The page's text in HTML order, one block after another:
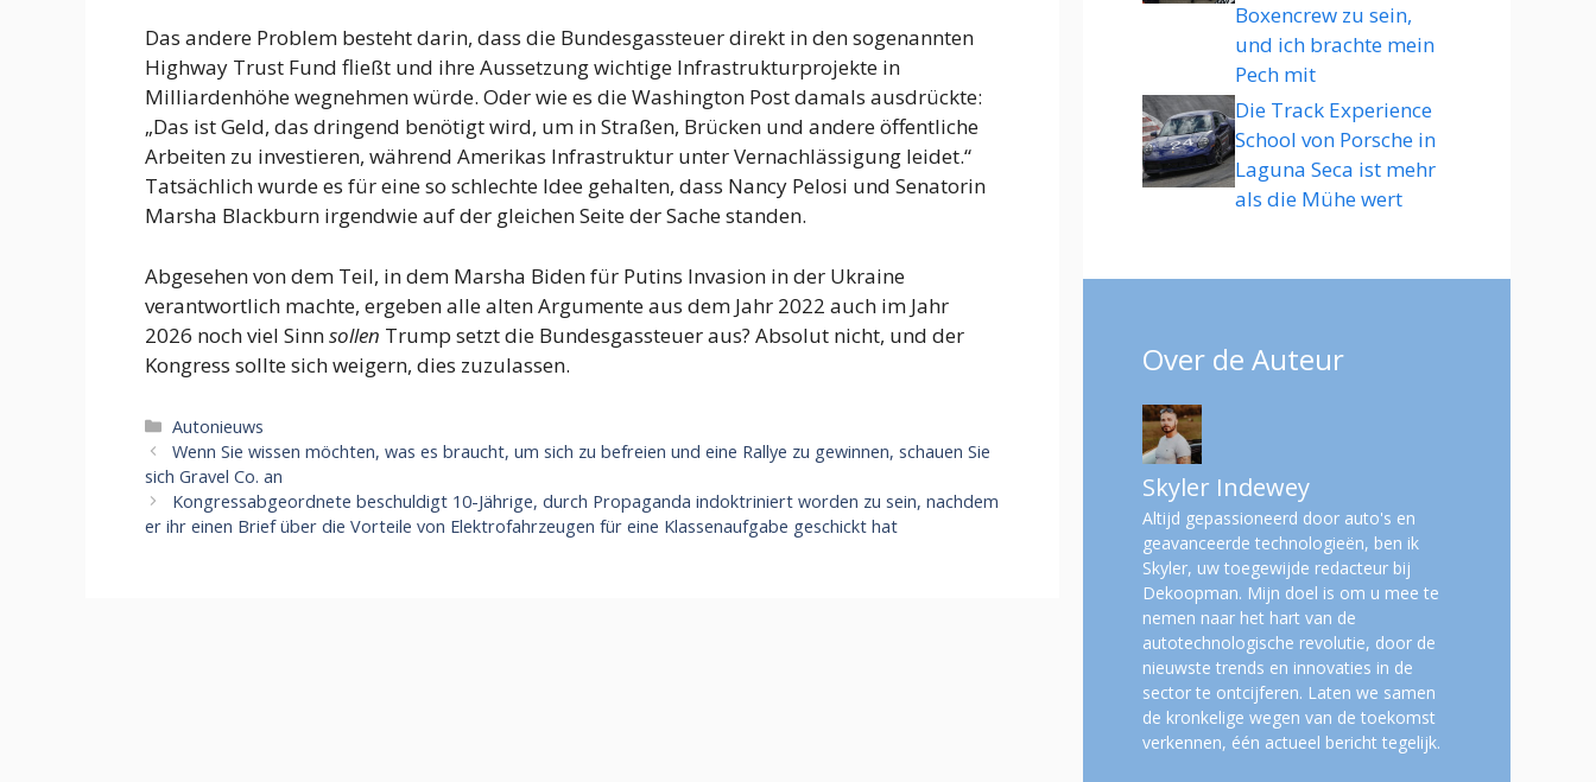
Das andere Problem besteht darin, dass die Bundesgassteuer direkt in den sogenannten
Highway Trust Fund fließt und ihre Aussetzung wichtige Infrastrukturprojekte in
Milliardenhöhe wegnehmen würde. Oder wie es die Washington Post damals ausdrückte:
„Das ist Geld, das dringend benötigt wird, um in Straßen, Brücken und andere öffentliche
Arbeiten zu investieren, während Amerikas Infrastruktur unter Vernachlässigung leidet.“
Tatsächlich wurde es für eine so schlechte Idee gehalten, dass Nancy Pelosi und Senatorin
Marsha Blackburn irgendwie auf der gleichen Seite der Sache standen.
Abgesehen von dem Teil, in dem Marsha Biden für Putins Invasion in der Ukraine
verantwortlich machte, ergeben alle alten Argumente aus dem Jahr 2022 auch im Jahr
2026 noch viel Sinnsollen Trump setzt die Bundesgassteuer aus? Absolut nicht, und der
Kongress sollte sich weigern, dies zuzulassen.
Categorieën
Autonieuws
Wenn Sie wissen möchten, was es braucht, um sich zu befreien und eine Rallye zu gewinnen, schauen Sie
sich Gravel Co. an
Kongressabgeordnete beschuldigt 10-Jährige, durch Propaganda indoktriniert worden zu sein, nachdem
er ihr einen Brief über die Vorteile von Elektrofahrzeugen für eine Klassenaufgabe geschickt hat
Boxencrew zu sein,
und ich brachte mein
Pech mit
Die Track Experience
School von Porsche in
Laguna Seca ist mehr
als die Mühe wert
Over de Auteur
Skyler Indewey
Altijd gepassioneerd door auto's en
geavanceerde technologieën, ben ik
Skyler, uw toegewijde redacteur bij
Dekoopman. Mijn doel is om u mee te
nemen naar het hart van de
autotechnologische revolutie, door de
nieuwste trends en innovaties in de
sector te ontcijferen. Laten we samen
de kronkelige wegen van de toekomst
verkennen, één actueel bericht tegelijk.